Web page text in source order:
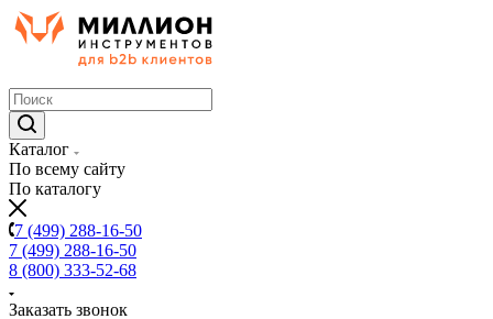
Каталог
По всему сайту
По каталогу
7 (499) 288-16-50
7 (499) 288-16-50
8 (800) 333-52-68
Заказать звонок